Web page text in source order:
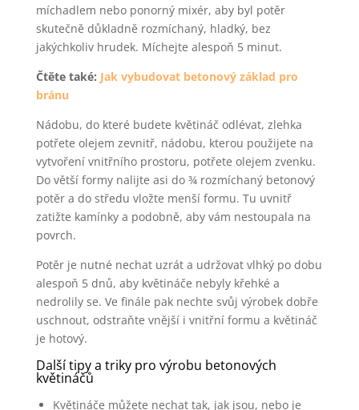
míchadlem nebo ponorný mixér, aby byl potěr
skutečně důkladně rozmíchaný, hladký, bez
jakýchkoliv hrudek. Míchejte alespoň 5 minut.
Čtěte také: Jak vybudovat betonový základ pro
bránu
Nádobu, do které budete květináč odlévat, zlehka
potřete olejem zevnitř, nádobu, kterou použijete na
vytvoření vnitřního prostoru, potřete olejem zvenku.
Do větší formy nalijte asi do ¾ rozmíchaný betonový
potěr a do středu vložte menší formu. Tu uvnitř
zatižte kamínky a podobně, aby vám nestoupala na
povrch.
Potěr je nutné nechat uzrát a udržovat vlhký po dobu
alespoň 5 dnů, aby květináče nebyly křehké a
nedrolily se. Ve finále pak nechte svůj výrobek dobře
uschnout, odstraňte vnější i vnitřní formu a květináč
je hotový.
Další tipy a triky pro výrobu betonových
květináčů
Květináče můžete nechat tak, jak jsou, nebo je